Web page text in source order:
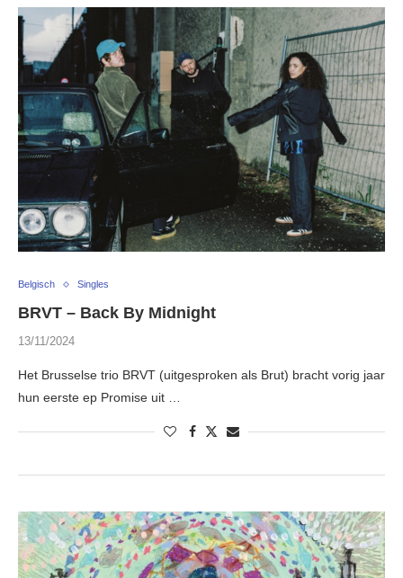
Belgisch Singles
BRVT – Back By Midnight
13/11/2024
Het Brusselse trio BRVT (uitgesproken als Brut) bracht vorig jaar
hun eerste ep Promise uit …